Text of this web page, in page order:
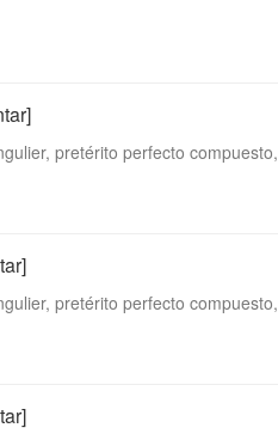
pretérito perfecto compuesto,
pretérito perfecto compuesto,